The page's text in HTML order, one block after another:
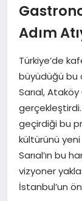
YAŞAM
SAĞLIK
DÜNYA
EĞITIM
Adım
Türkiye’de
büyüdüğü bu
Sarıal,
geçirdiği bu
kültürünü
Sarıal’ın bu
vizyoner
İstanbul’un